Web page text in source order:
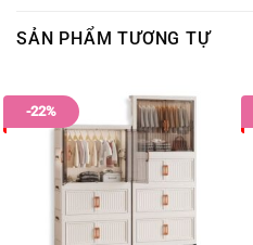
SẢN PHẨM TƯƠNG TỰ
-22%